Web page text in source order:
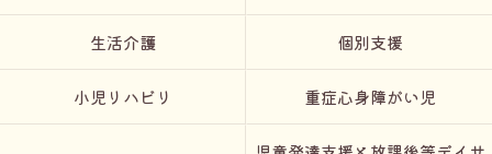
生活介護 個別支援
小児リハビリ 重症心身障がい児